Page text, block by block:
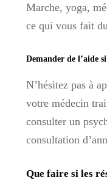
Marche, yoga,
ce qui vous fait
Demander de l’aide
N’hésitez pas à
votre médecin
consulter un
consultation
Que faire si les